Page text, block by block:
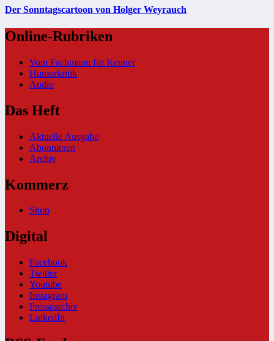
Der Sonntagscartoon von Holger Weyrauch
Online-Rubriken
Vom Fachmann für Kenner
Humorkritik
Audio
Das Heft
Aktuelle Ausgabe
Abonnieren
Archiv
Kommerz
Shop
Digital
Facebook
Twitter
Youtube
Instagram
Pressearchiv
LinkedIn